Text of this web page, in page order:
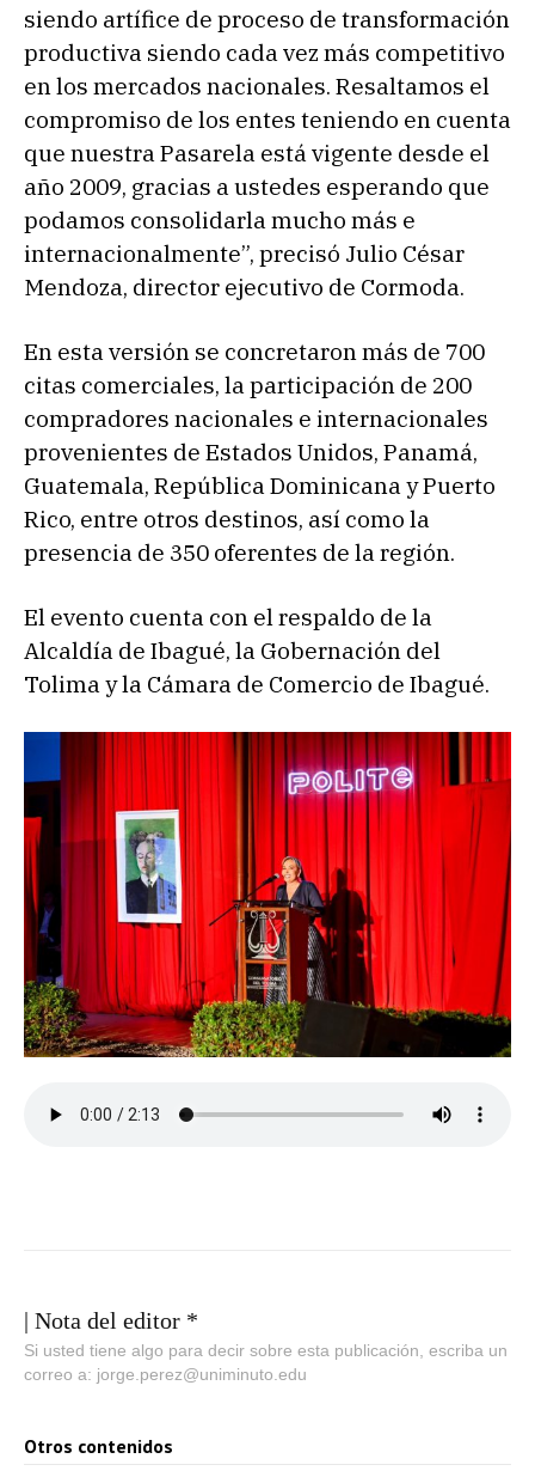
siendo artífice de proceso de transformación
productiva siendo cada vez más competitivo
en los mercados nacionales. Resaltamos el
compromiso de los entes teniendo en cuenta
que nuestra Pasarela está vigente desde el
año 2009, gracias a ustedes esperando que
podamos consolidarla mucho más e
internacionalmente”, precisó Julio César
Mendoza, director ejecutivo de Cormoda.
En esta versión se concretaron más de 700
citas comerciales, la participación de 200
compradores nacionales e internacionales
provenientes de Estados Unidos, Panamá,
Guatemala, República Dominicana y Puerto
Rico, entre otros destinos, así como la
presencia de 350 oferentes de la región.
El evento cuenta con el respaldo de la
Alcaldía de Ibagué, la Gobernación del
Tolima y la Cámara de Comercio de Ibagué.
| Nota del editor *
Si usted tiene algo para decir sobre esta publicación, escriba un
correo a: jorge.perez@uniminuto.edu
Otros contenidos